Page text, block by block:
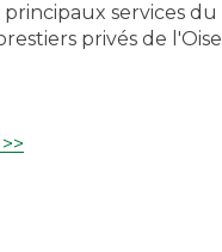
services du
privés de l'Oise